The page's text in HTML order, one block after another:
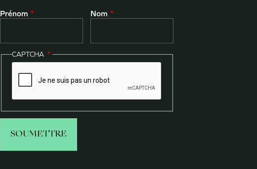
Prénom Nom
CAPTCHA